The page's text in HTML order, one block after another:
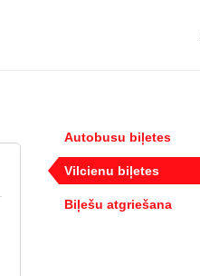
Autobusu biļetes
Vilcienu biļetes
Biļešu atgriešana